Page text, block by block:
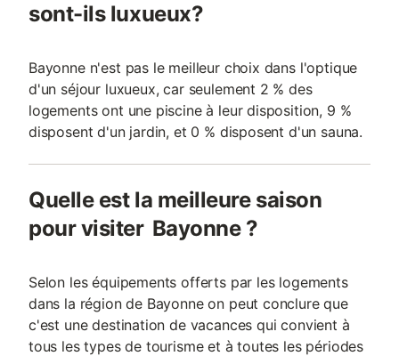
sont-ils luxueux?
Bayonne n'est pas le meilleur choix dans l'optique
d'un séjour luxueux, car seulement 2 % des
logements ont une piscine à leur disposition, 9 %
disposent d'un jardin, et 0 % disposent d'un sauna.
Quelle est la meilleure saison
pour visiter Bayonne ?
Selon les équipements offerts par les logements
dans la région de Bayonne on peut conclure que
c'est une destination de vacances qui convient à
tous les types de tourisme et à toutes les périodes